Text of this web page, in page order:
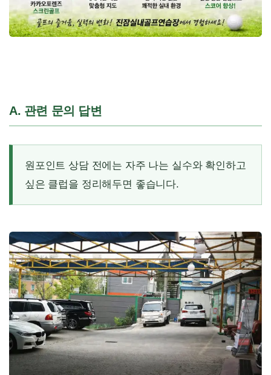
A. 관련 문의 답변
원포인트 상담 전에는 자주 나는 실수와 확인하고
싶은 클럽을 정리해두면 좋습니다.